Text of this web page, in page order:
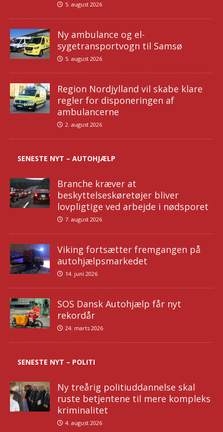
5. august 2026
Ny ambulance og el-
sygetransportvogn til Samsø
5. august 2026
Region Nordjylland vil skabe klare
regler for disponeringen af
ambulancerne
2. august 2026
SENESTE NYT – AUTOHJÆLP
Branche kræver at
beskyttelseskøretøjer bliver
lovpligtige ved arbejde i nødsporet
7. august 2026
Viking fortsætter fremgangen på
autohjælpsmarkedet
14. juni 2026
SOS Dansk Autohjælp får nyt
rekordår
24. marts 2026
SENESTE NYT – POLITI
Ny treårig politiuddannelse skal
ruste betjentene til mere kompleks
kriminalitet
4. august 2026